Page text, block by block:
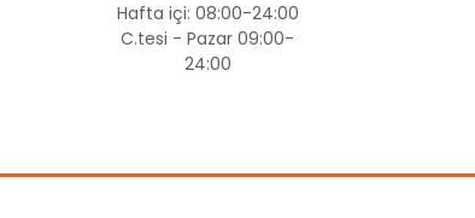
Hafta içi: 08:00-24:00
C.tesi - Pazar 09:00-
24:00